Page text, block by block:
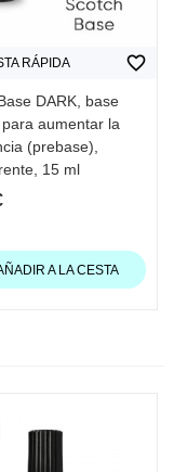
RÁPIDA
DARK, base
aumentar la
(prebase),
15 ml
favorite_border
A LA CESTA